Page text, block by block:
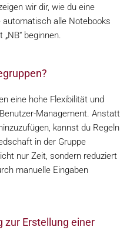
wir dir, wie du eine
alle Notebooks
beginnen.
eine hohe Flexibilität und
Management. Anstatt
kannst du Regeln
in der Gruppe
nur Zeit, sondern reduziert
manuelle Eingaben
zur Erstellung einer